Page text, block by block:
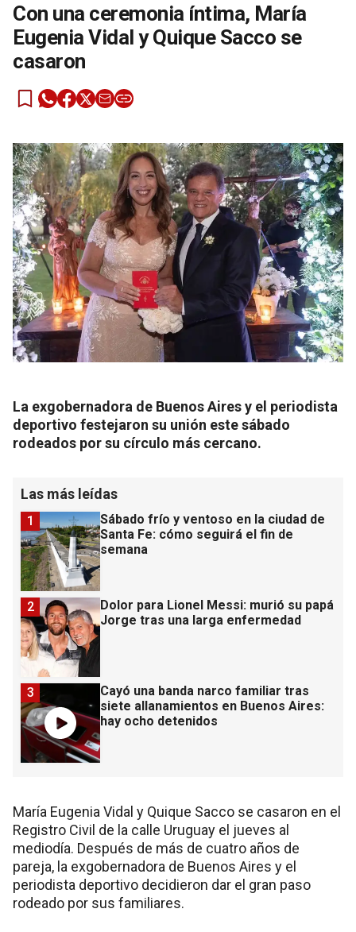
Con una ceremonia íntima, María
Eugenia Vidal y Quique Sacco se
casaron
La exgobernadora de Buenos Aires y el periodista
deportivo festejaron su unión este sábado
rodeados por su círculo más cercano.
Las más leídas
Sábado frío y ventoso en la ciudad de
Santa Fe: cómo seguirá el fin de
semana
1
Dolor para Lionel Messi: murió su papá
Jorge tras una larga enfermedad
2
Cayó una banda narco familiar tras
siete allanamientos en Buenos Aires:
hay ocho detenidos
3
María Eugenia Vidal y Quique Sacco se casaron en el
Registro Civil de la calle Uruguay el jueves al
mediodía. Después de más de cuatro años de
pareja, la exgobernadora de Buenos Aires y el
periodista deportivo decidieron dar el gran paso
rodeado por sus familiares.